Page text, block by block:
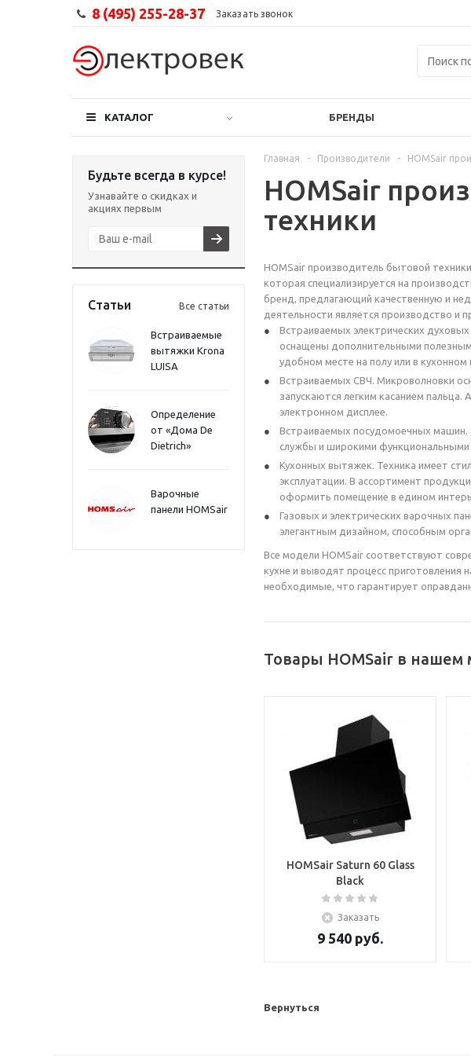
8 (495) 255-28-37 Заказать звонок
КАТАЛОГ БРЕНДЫ
Будьте всегда в курсе!
Узнавайте о скидках и
акциях первым
Статьи Все статьи
Встраиваемые
вытяжки Krona
LUISA
Определение
от «Дома De
Dietrich»
Варочные
панели HOMSair
Главная - Производители - HOMSair
HOMSair
техники
HOMSair производитель бытовой
которая специализируется на
бренд, предлагающий качественную и
деятельности является производство и
Встраиваемых электрических
оснащены дополнительными
удобном месте на полу или в кухонном
Встраиваемых СВЧ. Микроволновки
запускаются легким касанием
электронном дисплее.
Встраиваемых посудомоечных машин.
службы и широкими функциональными
Кухонных вытяжек. Техника имеет
эксплуатации. В ассортимент
оформить помещение в едином
Газовых и электрических варочных
элегантным дизайном, способным
Все модели HOMSair соответствуют
кухне и выводят процесс приготовления
необходимые, что гарантирует
Товары HOMSair в нашем
HOMSair Saturn 60 Glass
Black
Заказать
9 540 руб.
Вернуться